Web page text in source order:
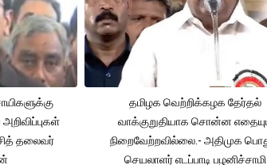
தலைவர்
தமிழக வெற்றிக்கழக தேர்தல்
வாக்குறுதியாக சொன்ன
நிறைவேற்றவில்லை.- அதிமுக
செயலாளர் எடப்பாடி பழனிச்சாமி